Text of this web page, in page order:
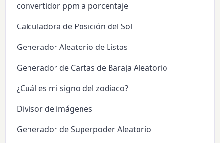
convertidor ppm a porcentaje
Calculadora de Posición del Sol
Generador Aleatorio de Listas
Generador de Cartas de Baraja Aleatorio
¿Cuál es mi signo del zodiaco?
Divisor de imágenes
Generador de Superpoder Aleatorio